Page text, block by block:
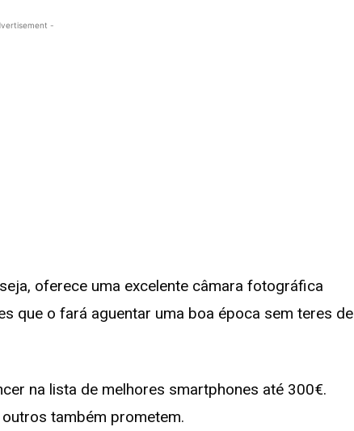
-
oferece uma excelente câmara fotográfica
que o fará aguentar uma boa época sem teres de
na lista de melhores smartphones até 300€.
também prometem.